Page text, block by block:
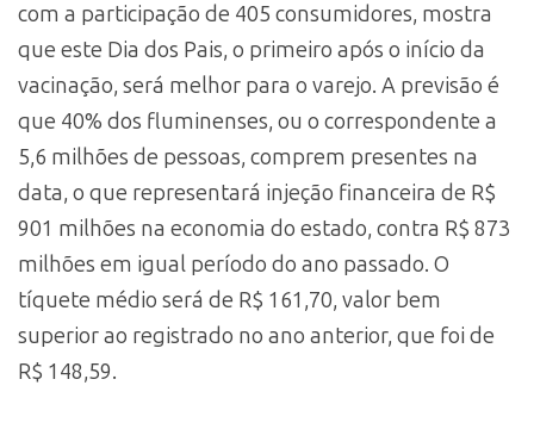
com a participação de 405 consumidores, mostra
que este Dia dos Pais, o primeiro após o início da
vacinação, será melhor para o varejo. A previsão é
que 40% dos fluminenses, ou o correspondente a
5,6 milhões de pessoas, comprem presentes na
data, o que representará injeção financeira de R$
901 milhões na economia do estado, contra R$ 873
milhões em igual período do ano passado. O
tíquete médio será de R$ 161,70, valor bem
superior ao registrado no ano anterior, que foi de
R$ 148,59.